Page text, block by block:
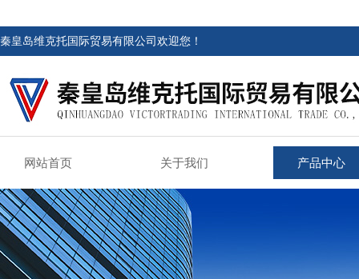
秦皇岛维克托国际贸易有限公司欢迎您！
网站首页 关于我们 产品中心